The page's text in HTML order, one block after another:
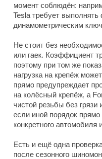
момент соблюдён:
Tesla требует
динамометрическим
Не стоит без
или гаек. Коэффициент
поэтому при том же
нагрузка на крепёж
прямо предупреждает
на колёсный крепёж, а
чистой резьбы без
если иной порядок
конкретного автомобиля
Есть и ещё одна
после сезонного